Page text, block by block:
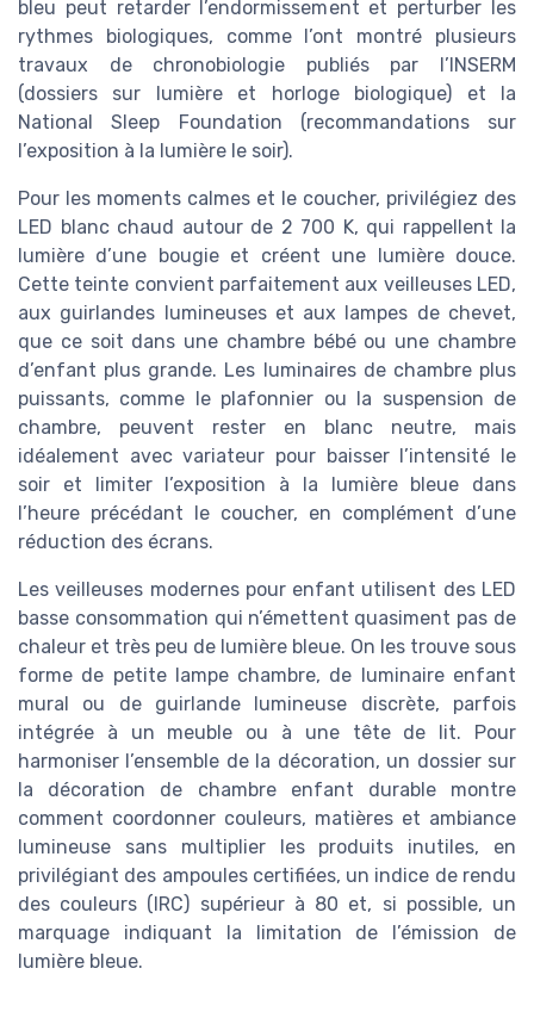
bleu peut retarder l’endormissement et perturber les
rythmes biologiques, comme l’ont montré plusieurs
travaux de chronobiologie publiés par l’INSERM
(dossiers sur lumière et horloge biologique) et la
National Sleep Foundation (recommandations sur
l’exposition à la lumière le soir).
Pour les moments calmes et le coucher, privilégiez des
LED blanc chaud autour de 2 700 K, qui rappellent la
lumière d’une bougie et créent une lumière douce.
Cette teinte convient parfaitement aux veilleuses LED,
aux guirlandes lumineuses et aux lampes de chevet,
que ce soit dans une chambre bébé ou une chambre
d’enfant plus grande. Les luminaires de chambre plus
puissants, comme le plafonnier ou la suspension de
chambre, peuvent rester en blanc neutre, mais
idéalement avec variateur pour baisser l’intensité le
soir et limiter l’exposition à la lumière bleue dans
l’heure précédant le coucher, en complément d’une
réduction des écrans.
Les veilleuses modernes pour enfant utilisent des LED
basse consommation qui n’émettent quasiment pas de
chaleur et très peu de lumière bleue. On les trouve sous
forme de petite lampe chambre, de luminaire enfant
mural ou de guirlande lumineuse discrète, parfois
intégrée à un meuble ou à une tête de lit. Pour
harmoniser l’ensemble de la décoration, un dossier sur
la décoration de chambre enfant durable montre
comment coordonner couleurs, matières et ambiance
lumineuse sans multiplier les produits inutiles, en
privilégiant des ampoules certifiées, un indice de rendu
des couleurs (IRC) supérieur à 80 et, si possible, un
marquage indiquant la limitation de l’émission de
lumière bleue.